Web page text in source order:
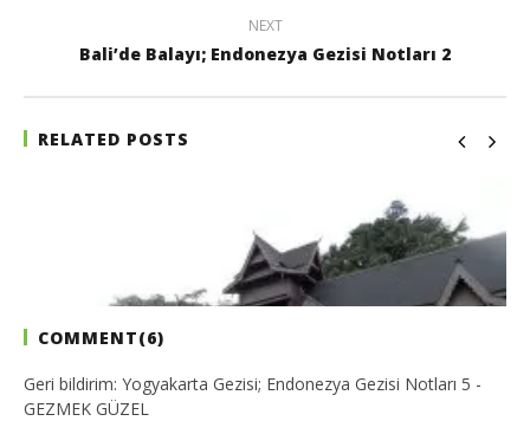
NEXT
Bali’de Balayı; Endonezya Gezisi Notları 2
RELATED POSTS
COMMENT(6)
Geri bildirim: Yogyakarta Gezisi; Endonezya Gezisi Notları 5 -
GEZMEK GÜZEL